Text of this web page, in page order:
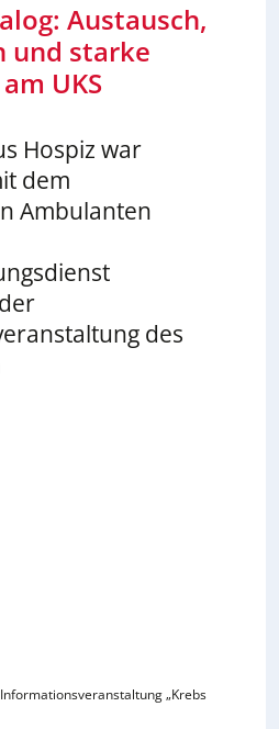
Austausch,
und starke
UKS
Hospiz war
dem
Ambulanten
des
„Krebs